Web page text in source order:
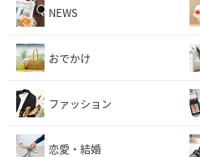
NEWS
おでかけ
ファッション
恋愛・結婚